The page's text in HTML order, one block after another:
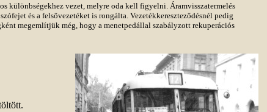
különbségekhez vezet, melyre oda kell figyelni. Áramvisszatermelés
és a felsővezetéket is rongálta. Vezetékkereszteződésnél pedig
megemlítjük még, hogy a menetpedállal szabályzott rekuperációs